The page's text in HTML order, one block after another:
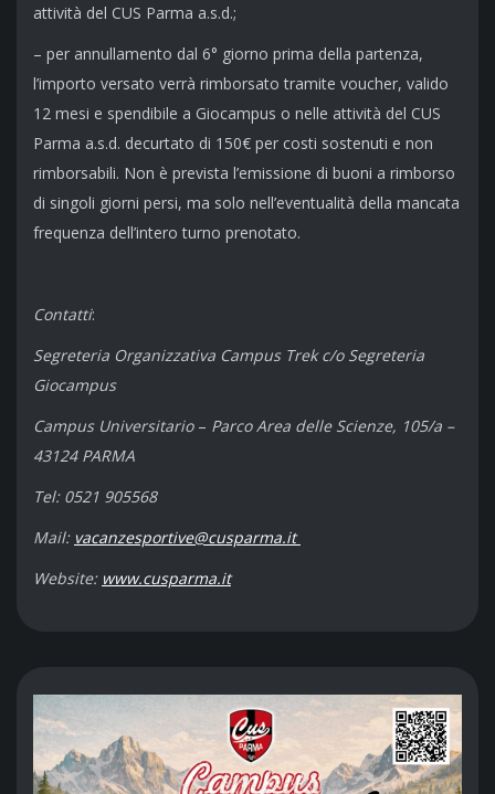
attività del CUS Parma a.s.d.;
– per annullamento dal 6° giorno prima della partenza,
l’importo versato verrà rimborsato tramite voucher, valido
12 mesi e spendibile a Giocampus o nelle attività del CUS
Parma a.s.d. decurtato di 150€ per costi sostenuti e non
rimborsabili. Non è prevista l’emissione di buoni a rimborso
di singoli giorni persi, ma solo nell’eventualità della mancata
frequenza dell’intero turno prenotato.
Contatti:
Segreteria Organizzativa Campus Trek c/o Segreteria
Giocampus
Campus Universitario – Parco Area delle Scienze, 105/a –
43124 PARMA
Tel: 0521 905568
Mail: vacanzesportive@cusparma.it
Website: www.cusparma.it